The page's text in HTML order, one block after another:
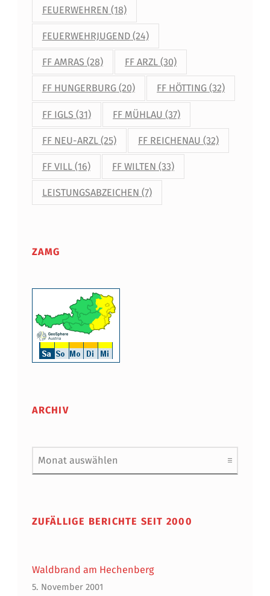
FEUERWEHREN (18)
FEUERWEHRJUGEND(24)
FF AMRAS (28) FF ARZL (30)
FF HUNGERBURG(20) FF HÖTTING (32)
FF IGLS (31) FF MÜHLAU (37)
FF NEU-ARZL(25) FF REICHENAU (32)
FF VILL(16) FF WILTEN (33)
LEISTUNGSABZEICHEN (7)
ZAMG
ARCHIV
Archiv
ZUFÄLLIGE BERICHTE SEIT 2000
Waldbrand am Hechenberg
5. November 2001